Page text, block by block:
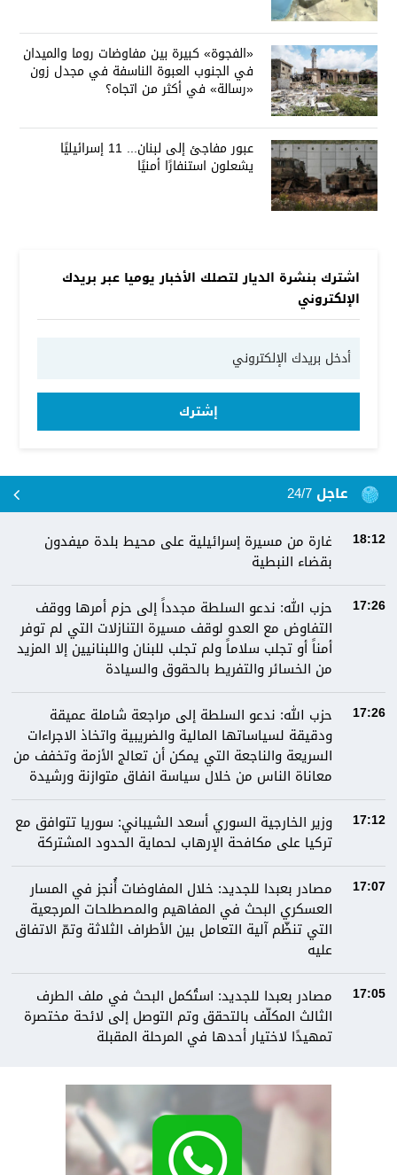
«الفجوة» كبيرة بين مفاوضات روما والميدان
في الجنوب العبوة الناسفة في مجدل زون
«رسالة» في أكثر من اتجاه؟
عبور مفاجئ إلى لبنان... 11 إسرائيليًا
يشعلون استنفارًا أمنيًا
اشترك بنشرة الديار لتصلك الأخبار يوميا عبر بريدك
الإلكتروني
إشترك
عاجل 24/7
18:12
غارة من مسيرة إسرائيلية على محيط بلدة ميفدون
بقضاء النبطية
17:26
حزب الله: ندعو السلطة مجدداً إلى حزم أمرها ووقف
التفاوض مع العدو لوقف مسيرة التنازلات التي لم توفر
أمناً أو تجلب سلاماً ولم تجلب للبنان واللبنانيين إلا المزيد
من الخسائر والتفريط بالحقوق والسيادة
17:26
حزب الله: ندعو السلطة إلى مراجعة شاملة عميقة
ودقيقة لسياساتها المالية والضريبية واتخاذ الاجراءات
السريعة والناجعة التي يمكن أن تعالج الأزمة وتخفف من
معاناة الناس من خلال سياسة انفاق متوازنة ورشيدة
17:12
وزير الخارجية السوري أسعد الشيباني: سوريا تتوافق مع
تركيا على مكافحة الإرهاب لحماية الحدود المشتركة
17:07
مصادر بعبدا للجديد: خلال المفاوضات أُنجز في المسار
العسكري البحث في المفاهيم والمصطلحات المرجعية
التي تنظّم آلية التعامل بين الأطراف الثلاثة وتمّ الاتفاق
عليه
17:05
مصادر بعبدا للجديد: استُكمل البحث في ملف الطرف
الثالث المكلّف بالتحقق وتم التوصل إلى لائحة مختصرة
تمهيدًا لاختيار أحدها في المرحلة المقبلة